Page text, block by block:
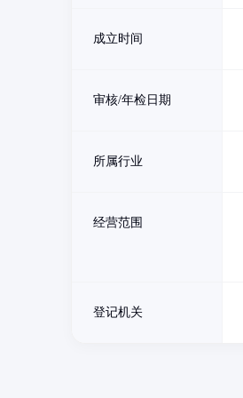
成立时间
审核/年检日期
所属行业
经营范围
登记机关